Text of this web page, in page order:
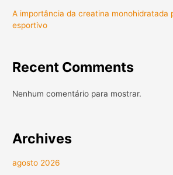
A importância da creatina monohidratada
esportivo
Recent Comments
Nenhum comentário para mostrar.
Archives
agosto 2026